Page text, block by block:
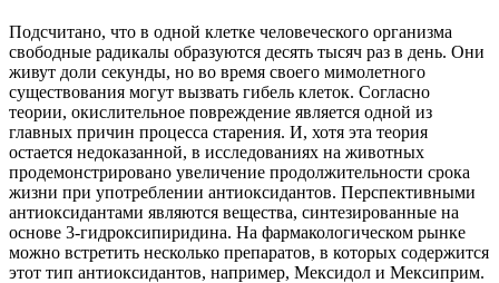
Подсчитано, что в одной клетке человеческого организма
свободные радикалы образуются десять тысяч раз в день. Они
живут доли секунды, но во время своего мимолетного
существования могут вызвать гибель клеток. Согласно
теории, окислительное повреждение является одной из
главных причин процесса старения. И, хотя эта теория
остается недоказанной, в исследованиях на животных
продемонстрировано увеличение продолжительности срока
жизни при употреблении антиоксидантов. Перспективными
антиоксидантами являются вещества, синтезированные на
основе 3-гидроксипиридина. На фармакологическом рынке
можно встретить несколько препаратов, в которых содержится
этот тип антиоксидантов, например, Мексидол и Мексиприм.